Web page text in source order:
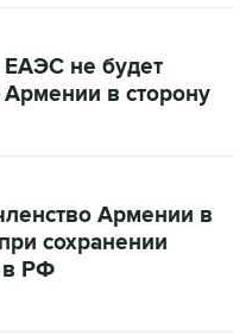
в сторону
сохранении
в РФ